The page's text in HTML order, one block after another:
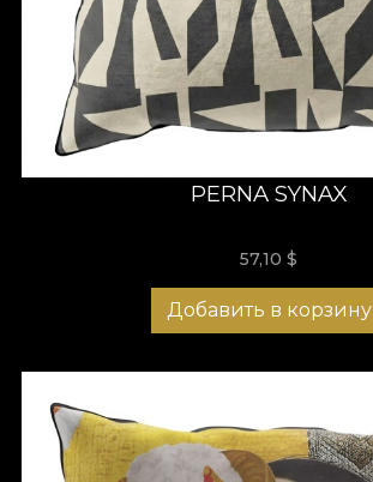
PERNA SYNAX
57,10 $
Добавить в корзину